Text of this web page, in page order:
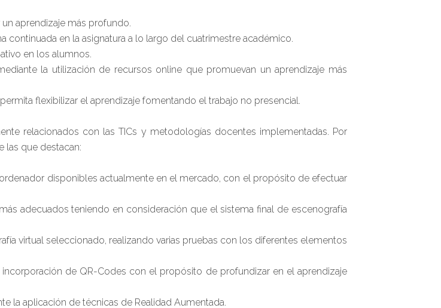
aprendizaje más profundo.
continuada en la asignatura a lo largo del cuatrimestre académico.
en los alumnos.
la utilización de recursos online que promuevan un aprendizaje más
flexibilizar el aprendizaje fomentando el trabajo no presencial.
relacionados con las TICs y metodologías docentes implementadas. Por
las que destacan:
disponibles actualmente en el mercado, con el propósito de efectuar
adecuados teniendo en consideración que el sistema final de escenografía
virtual seleccionado, realizando varias pruebas con los diferentes elementos
de QR-Codes con el propósito de profundizar en el aprendizaje
la aplicación de técnicas de Realidad Aumentada.